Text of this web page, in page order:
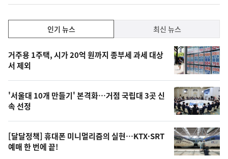
기,
최
신,
오
늘
의
영
상
인기 뉴스 최신 뉴스
기
뉴
스
거주용 1주택, 시가 20억 원까지 종부세 과세 대상
서 제외
'서울대 10개 만들기' 본격화…거점 국립대 3곳 신
속 선정
[달달정책] 휴대폰 미니멀리즘의 실현…KTX·SRT
예매 한 번에 끝!